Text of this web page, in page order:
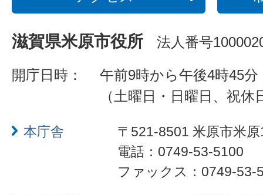
滋賀県米原市役所 法人番号
開庁日時：
午前9時から午後4時45分
（土曜日・日曜日、祝
本庁舎
〒521-8501 米原市米
電話：0749-53-5100
ファックス：0749-53-